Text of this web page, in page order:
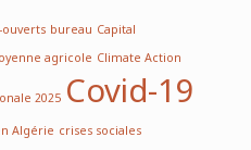
bureau Capital
agricole Climate Action
2025 Covid-19
Algérie crises sociales